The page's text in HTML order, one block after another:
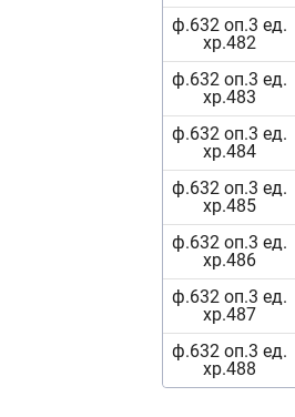
ф.632 оп.3 ед.
хр.482
ф.632 оп.3 ед.
хр.483
ф.632 оп.3 ед.
хр.484
ф.632 оп.3 ед.
хр.485
ф.632 оп.3 ед.
хр.486
ф.632 оп.3 ед.
хр.487
ф.632 оп.3 ед.
хр.488